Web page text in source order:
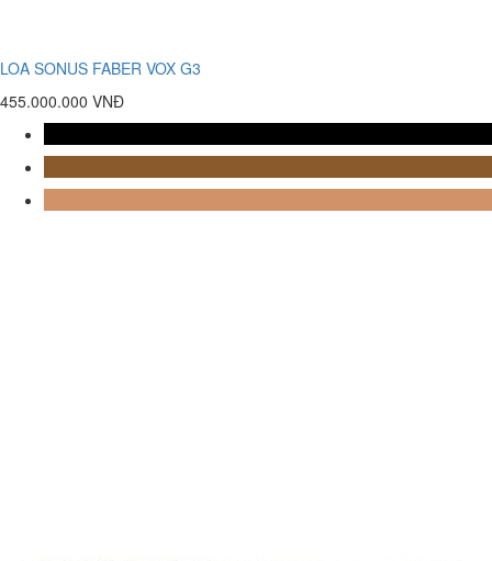
LOA SONUS FABER VOX G3
455.000.000 VNĐ